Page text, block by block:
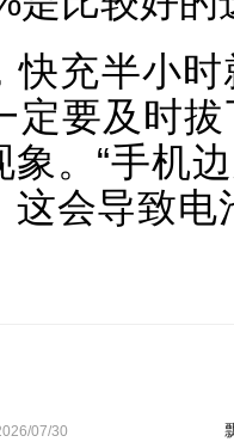
快充半小
定要及时
象。“手机
这会导致
07/30